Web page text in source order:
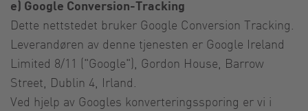
e) Google Conversion-Tracking
Dette nettstedet bruker Google Conversion Tracking.
Leverandøren av denne tjenesten er Google Ireland
Limited 8/11 ("Google"), Gordon House, Barrow
Street, Dublin 4, Irland.
Ved hjelp av Googles konverteringssporing er vi i